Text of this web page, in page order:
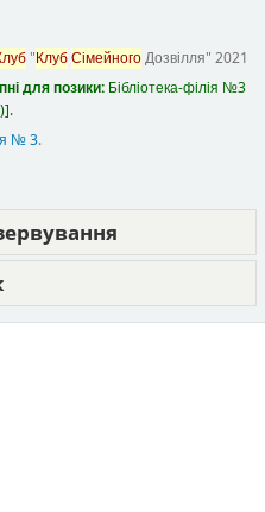
"КлубСімейногоДозвілля" 2021
для позики: Бібліотека-філія №3
.
№ 3.